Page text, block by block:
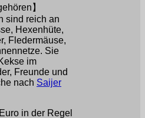
】
sind reich an
Hexenhüte,
Fledermäuse,
Sie
im
Freunde und
nach Saijer
in der Regel